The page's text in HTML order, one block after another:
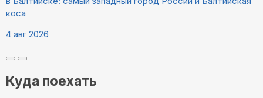
коса
4 авг 2026
Куда поехать